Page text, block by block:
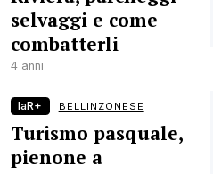
selvaggi e come
combatterli
4 anni
laR+ BELLINZONESE
Turismo pasquale,
pienone a